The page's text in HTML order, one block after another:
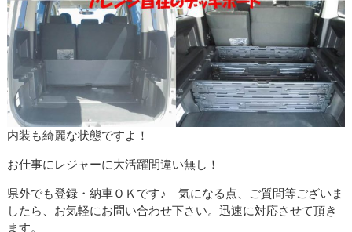
内装も綺麗な状態ですよ！
お仕事にレジャーに大活躍間違い無し！
県外でも登録・納車ＯＫです♪ 気になる点、ご質問等ございま
したら、お気軽にお問い合わせ下さい。迅速に対応させて頂き
ます。